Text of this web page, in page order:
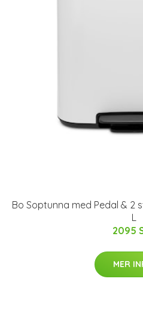
Bo Soptunna med Pedal & 2
L
2095
MER